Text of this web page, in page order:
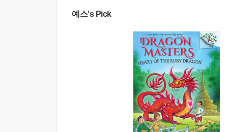
예스's Pick